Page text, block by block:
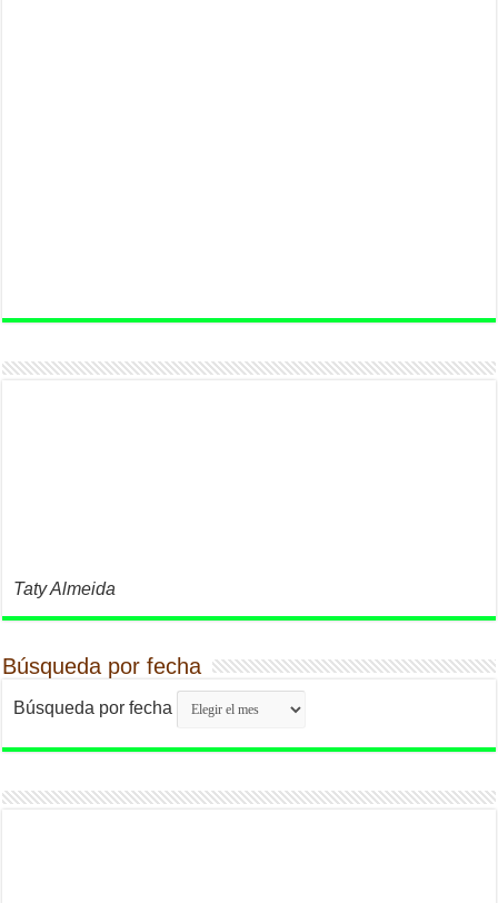
Taty Almeida
Búsqueda por fecha
Búsqueda por fecha